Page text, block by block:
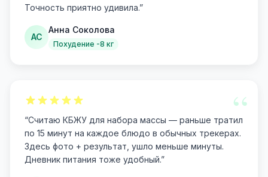
Точность приятно удивила.”
АС
Анна Соколова
Похудение -8 кг
“
“Считаю КБЖУ для набора массы — раньше тратил
по 15 минут на каждое блюдо в обычных трекерах.
Здесь фото + результат, ушло меньше минуты.
Дневник питания тоже удобный.”